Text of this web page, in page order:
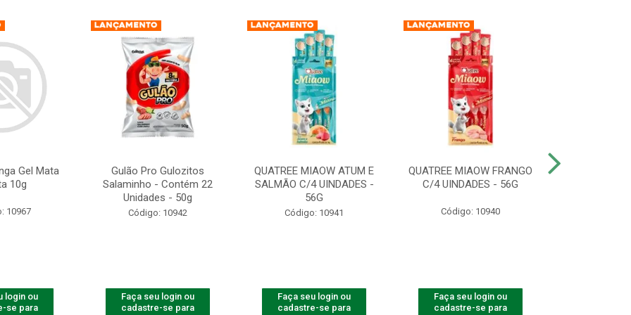
Gel Mata
10g
10967
login ou
se para
Gulão Pro Gulozitos
Salaminho - Contém 22
Unidades - 50g
Código: 10942
Faça seu login ou
cadastre-se para
QUATREE MIAOW ATUM E
SALMÃO C/4 UINDADES -
56G
Código: 10941
Faça seu login ou
cadastre-se para
QUATREE MIAOW FRANGO
C/4 UINDADES - 56G
Código: 10940
Faça seu login ou
cadastre-se para